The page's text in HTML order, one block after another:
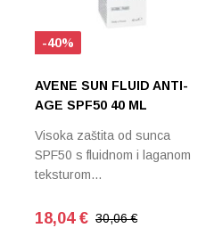
-40%
AVENE SUN FLUID ANTI-
AGE SPF50 40 ML
Visoka zaštita od sunca
SPF50 s fluidnom i laganom
teksturom…
18,04€ 30,06 €